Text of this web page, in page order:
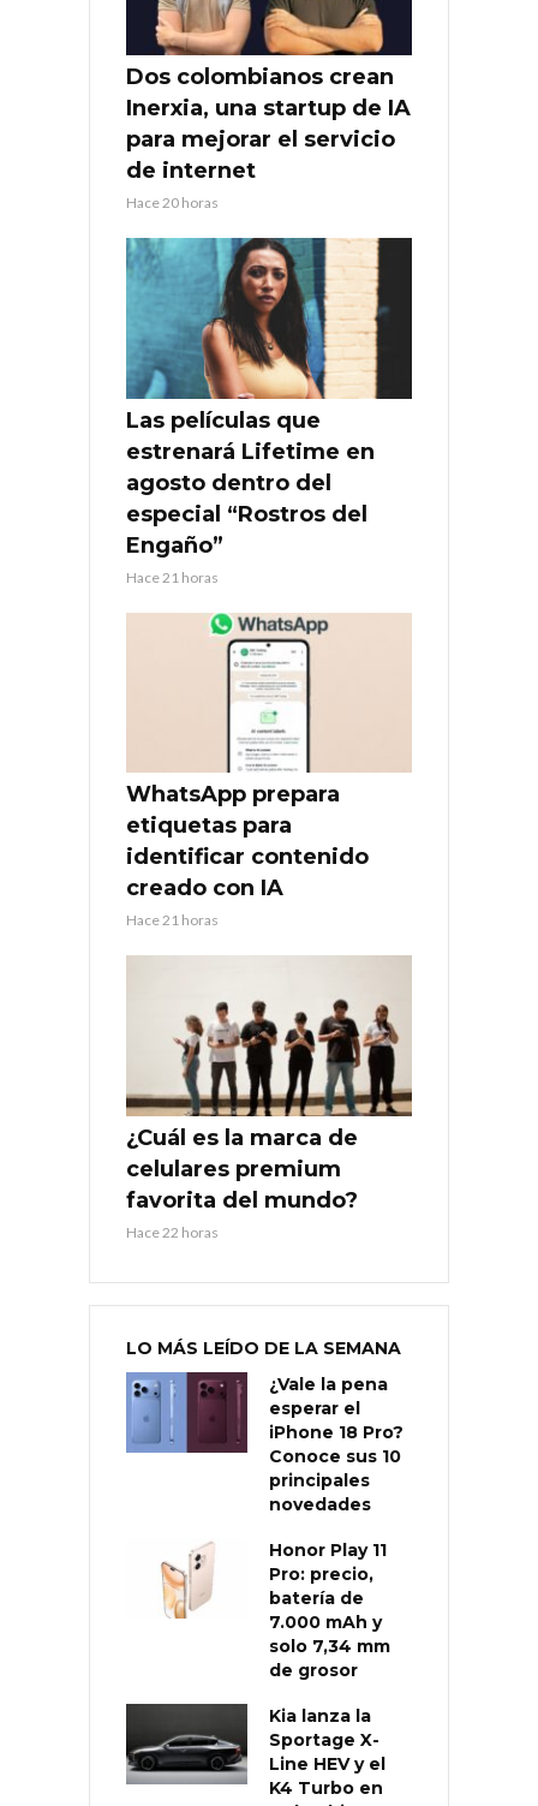
Dos colombianos crean
Inerxia, una startup de IA
para mejorar el servicio
de internet
Hace 20 horas
Las películas que
estrenará Lifetime en
agosto dentro del
especial “Rostros del
Engaño”
Hace 21 horas
WhatsApp prepara
etiquetas para
identificar contenido
creado con IA
Hace 21 horas
¿Cuál es la marca de
celulares premium
favorita del mundo?
Hace 22 horas
LO MÁS LEÍDO DE LA SEMANA
¿Vale la pena
esperar el
iPhone 18 Pro?
Conoce sus 10
principales
novedades
Honor Play 11
Pro: precio,
batería de
7.000 mAh y
solo 7,34 mm
de grosor
Kia lanza la
Sportage X-
Line HEV y el
K4 Turbo en